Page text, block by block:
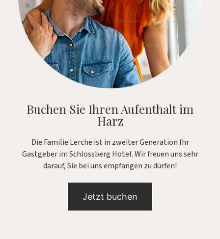
Buchen Sie Ihren Aufenthalt im
Harz
Die Familie Lerche ist in zweiter Generation Ihr
Gastgeber im Schlossberg Hotel. Wir freuen uns sehr
darauf, Sie bei uns empfangen zu dürfen!
Jetzt buchen